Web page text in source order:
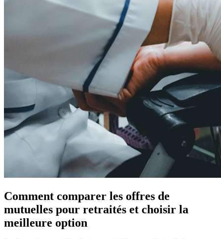
Comment comparer les offres de
mutuelles pour retraités et choisir la
meilleure option